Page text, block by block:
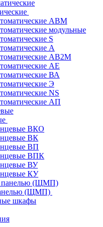
АВМ
модульные
S
А
АВ2М
АЕ
ВА
Э
NS
АП
ВКО
ВК
ВП
ВПК
ВУ
КУ
(ЩМП)
шкафы